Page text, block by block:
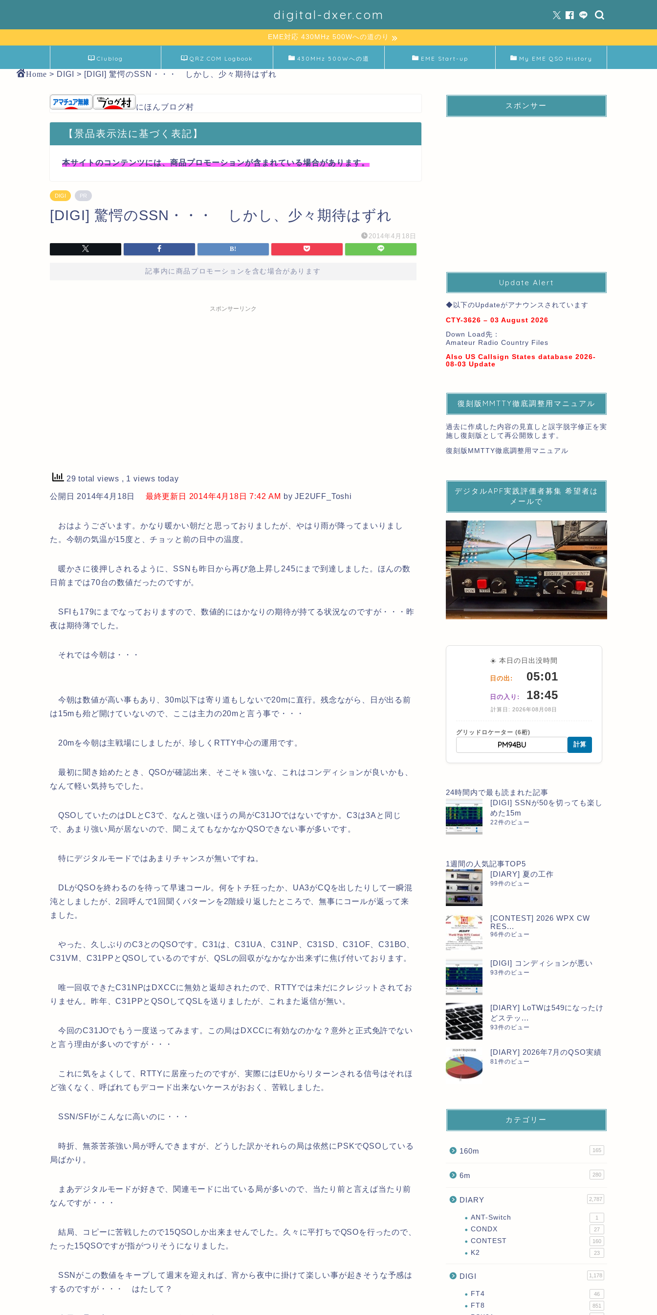
digital-dxer.com
EME対応 430MHz 500Wへの道のり
Clublog QRZ.COM Logbook 430MHz 500Wへの道 EME Start-up My EME QSO History
Home > DIGI > [DIGI] 驚愕のSSN・・・ しかし、少々期待はずれ
にほんブログ村
【景品表示法に基づく表記】
本サイトのコンテンツには、商品プロモーションが含まれている場合があります。
DIGI PR
[DIGI] 驚愕のSSN・・・ しかし、少々期待はずれ
2014年4月18日
記事内に商品プロモーションを含む場合があります
スポンサーリンク
29 total views , 1 views today
公開日 2014年4月18日 最終更新日 2014年4月18日 7:42 AM by JE2UFF_Toshi
おはようございます。かなり暖かい朝だと思っておりましたが、やはり雨が降ってまいりまし
た。今朝の気温が15度と、チョッと前の日中の温度。
暖かさに後押しされるように、SSNも昨日から再び急上昇し245にまで到達しました。ほんの数
日前までは70台の数値だったのですが。
SFIも179にまでなっておりますので、数値的にはかなりの期待が持てる状況なのですが・・・昨
夜は期待薄でした。
それでは今朝は・・・
今朝は数値が高い事もあり、30m以下は寄り道もしないで20mに直行。残念ながら、日が出る前
は15mも殆ど開けていないので、ここは主力の20mと言う事で・・・
20mを今朝は主戦場にしましたが、珍しくRTTY中心の運用です。
最初に聞き始めたとき、QSOが確認出来、そこそｋ強いな、これはコンディションが良いかも、
なんて軽い気持ちでした。
QSOしていたのはDLとC3で、なんと強いほうの局がC31JOではないですか。C3は3Aと同じ
で、あまり強い局が居ないので、聞こえてもなかなかQSOできない事が多いです。
特にデジタルモードではあまりチャンスが無いですね。
DLがQSOを終わるのを待って早速コール。何をトチ狂ったか、UA3がCQを出したりして一瞬混
沌としましたが、2回呼んで1回聞くパターンを2階繰り返したところで、無事にコールが返って来
ました。
やった、久しぶりのC3とのQSOです。C31は、C31UA、C31NP、C31SD、C31OF、C31BO、
C31VM、C31PPとQSOしているのですが、QSLの回収がなかなか出来ずに焦げ付いております。
唯一回収できたC31NPはDXCCに無効と返却されたので、RTTYでは未だにクレジットされてお
りません。昨年、C31PPとQSOしてQSLを送りましたが、これまた返信が無い。
今回のC31JOでもう一度送ってみます。この局はDXCCに有効なのかな？意外と正式免許でない
と言う理由が多いのですが・・・
これに気をよくして、RTTYに居座ったのですが、実際にはEUからリターンされる信号はそれほ
ど強くなく、呼ばれてもデコード出来ないケースがおおく、苦戦しました。
SSN/SFIがこんなに高いのに・・・
時折、無茶苦茶強い局が呼んできますが、どうした訳かそれらの局は依然にPSKでQSOしている
局ばかり。
まあデジタルモードが好きで、関連モードに出ている局が多いので、当たり前と言えば当たり前
なんですが・・・
結局、コピーに苦戦したので15QSOしか出来ませんでした。久々に平打ちでQSOを行ったので、
たった15QSOですが指がつりそうになりました。
SSNがこの数値をキープして週末を迎えれば、宵から夜中に掛けて楽しい事が起きそうな予感は
するのですが・・・ はたして？
スポンサー
Update Alert
◆以下のUpdateがアナウンスされています
CTY-3626 – 03 August 2026
Down Load先：
Amateur Radio Country Files
Also US Callsign States database 2026-
08-03 Update
復刻版MMTTY徹底調整用マニュアル
過去に作成した内容の見直しと誤字脱字修正を実
施し復刻版として再公開致します。
復刻版MMTTY徹底調整用マニュアル
デジタルAPF実践評価者募集 希望者は
メールで
☀️ 本日の日出没時間
日の出: 05:01
日の入り: 18:45
計算日: 2026年08月08日
グリッドロケーター (6桁)
計算
24時間内で最も読まれた記事
[DIGI] SSNが50を切っても楽し
めた15m
22件のビュー
1週間の人気記事TOP5
[DIARY] 夏の工作
99件のビュー
[CONTEST] 2026 WPX CW
RES...
96件のビュー
[DIGI] コンディションが悪い
93件のビュー
[DIARY] LoTWは549になったけ
どステッ...
93件のビュー
[DIARY] 2026年7月のQSO実績
81件のビュー
カテゴリー
160m 165
6m 280
DIARY 2,787
ANT-Switch 1
CONDX 27
CONTEST 160
K2 23
DIGI 1,178
FT4 46
FT8 851